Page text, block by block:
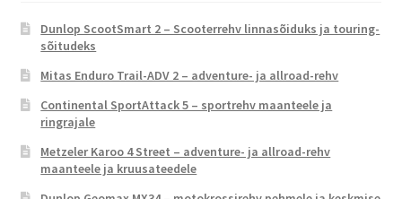
Dunlop ScootSmart 2 – Scooterrehv linnasõiduks ja touring-
sõitudeks
Mitas Enduro Trail-ADV 2 – adventure- ja allroad-rehv
Continental SportAttack 5 – sportrehv maanteele ja
ringrajale
Metzeler Karoo 4 Street – adventure- ja allroad-rehv
maanteele ja kruusateedele